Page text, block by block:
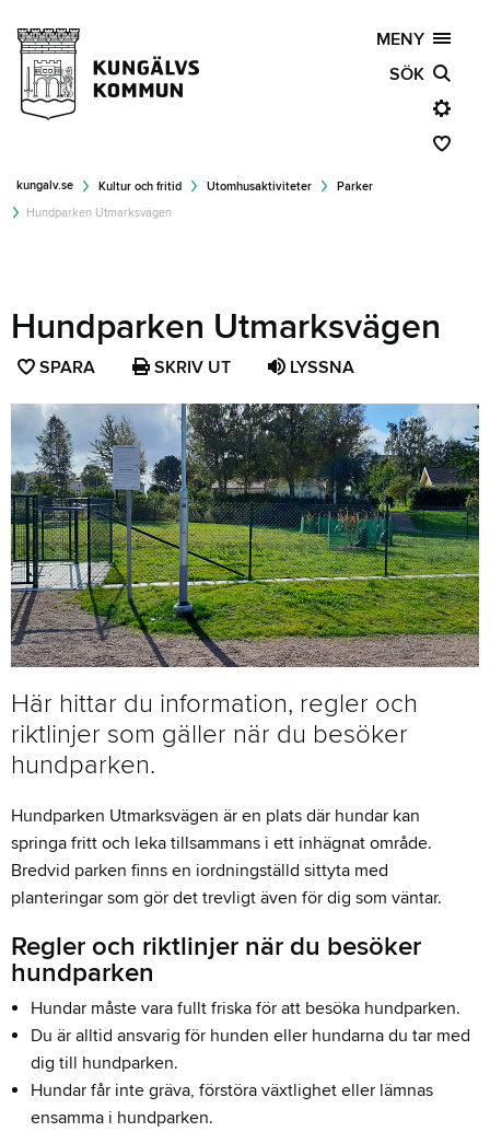
MENY
SÖK
kungalv.se Kultur och fritid Utomhusaktiviteter
Parker
Hundparken Utmarksvägen
Hundparken Utmarksvägen
SPARA SPARA
SOM
FAVORIT
SKRIV UT LYSSNA
Här hittar du information, regler och
riktlinjer som gäller när du besöker
hundparken.
Hundparken Utmarksvägen är en plats där hundar kan
springa fritt och leka tillsammans i ett inhägnat område.
Bredvid parken finns en iordningställd sittyta med
planteringar som gör det trevligt även för dig som väntar.
Regler och riktlinjer när du besöker
hundparken
Hundar måste vara fullt friska för att besöka hundparken.
Du är alltid ansvarig för hunden eller hundarna du tar med
dig till hundparken.
Hundar får inte gräva, förstöra växtlighet eller lämnas
ensamma i hundparken.